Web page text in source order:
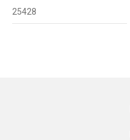
25428